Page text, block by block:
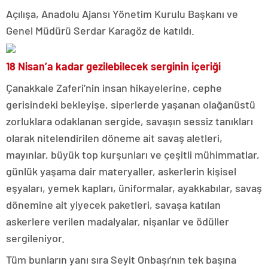
Açılışa, Anadolu Ajansı Yönetim Kurulu Başkanı ve
Genel Müdürü Serdar Karagöz de katıldı.
18 Nisan’a kadar gezilebilecek serginin içeriği
Çanakkale Zaferi’nin insan hikayelerine, cephe
gerisindeki bekleyişe, siperlerde yaşanan olağanüstü
zorluklara odaklanan sergide, savaşın sessiz tanıkları
olarak nitelendirilen döneme ait savaş aletleri,
mayınlar, büyük top kurşunları ve çeşitli mühimmatlar,
günlük yaşama dair materyaller, askerlerin kişisel
eşyaları, yemek kapları, üniformalar, ayakkabılar, savaş
dönemine ait yiyecek paketleri, savaşa katılan
askerlere verilen madalyalar, nişanlar ve ödüller
sergileniyor.
Tüm bunların yanı sıra Seyit Onbaşı’nın tek başına